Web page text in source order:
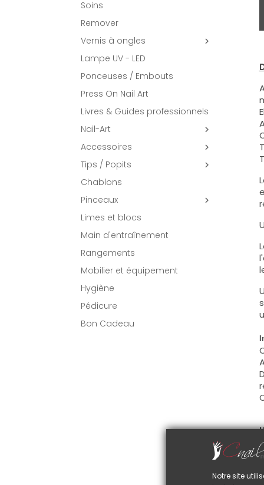
Soins
Remover
Vernis à ongles

Lampe UV - LED
Ponceuses / Embouts
Press On Nail Art
Livres & Guides professionnels
Nail-Art

Accessoires 
Tips / Popits 
Chablons
Pinceaux

Limes et blocs
Main d'entraînement
Rangements
Mobilier et équipement
Hygiène
Pédicure
Bon Cadeau
Notre site